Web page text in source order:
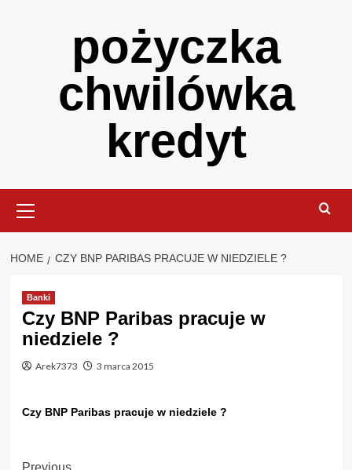
pożyczka
chwilówka
kredyt
Menu
HOME CZY BNP PARIBAS PRACUJE W NIEDZIELE ?
Banki
Czy BNP Paribas pracuje w
niedziele ?
Arek7373 3 marca 2015
Czy BNP Paribas pracuje w niedziele ?
Previous